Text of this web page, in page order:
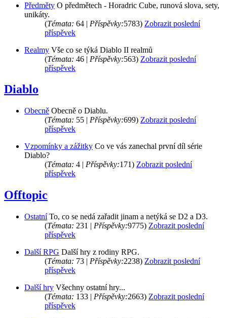
Předměty O předmětech - Horadric Cube, runová slova, sety,
unikáty.
(Témata: 64 | Příspěvky:5783) Zobrazit poslední
příspěvek
Realmy Vše co se týká Diablo II realmů
(Témata: 46 | Příspěvky:563) Zobrazit poslední
příspěvek
Diablo
Obecně Obecně o Diablu.
(Témata: 55 | Příspěvky:699) Zobrazit poslední
příspěvek
Vzpomínky a zážitky Co ve vás zanechal první díl série
Diablo?
(Témata: 4 | Příspěvky:171) Zobrazit poslední
příspěvek
Offtopic
Ostatní To, co se nedá zařadit jinam a netýká se D2 a D3.
(Témata: 231 | Příspěvky:9775) Zobrazit poslední
příspěvek
Další RPG Další hry z rodiny RPG.
(Témata: 73 | Příspěvky:2238) Zobrazit poslední
příspěvek
Další hry Všechny ostatní hry...
(Témata: 133 | Příspěvky:2663) Zobrazit poslední
příspěvek